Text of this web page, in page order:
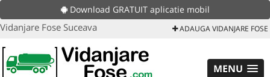
Download GRATUIT aplicatie mobil
Vidanjare Fose Suceava ADAUGA VIDANJARE FOSE
MENU